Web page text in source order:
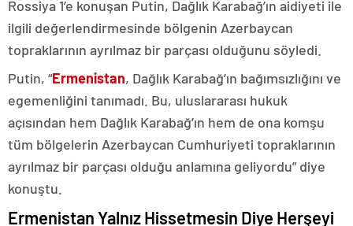
Rossiya 1’e konuşan Putin, Dağlık Karabağ’ın aidiyeti ile
ilgili değerlendirmesinde bölgenin Azerbaycan
topraklarının ayrılmaz bir parçası olduğunu söyledi.
Putin, “Ermenistan, Dağlık Karabağ’ın bağımsızlığını ve
egemenliğini tanımadı. Bu, uluslararası hukuk
açısından hem Dağlık Karabağ’ın hem de ona komşu
tüm bölgelerin Azerbaycan Cumhuriyeti topraklarının
ayrılmaz bir parçası olduğu anlamına geliyordu” diye
konuştu.
Ermenistan Yalnız Hissetmesin Diye Herşeyi